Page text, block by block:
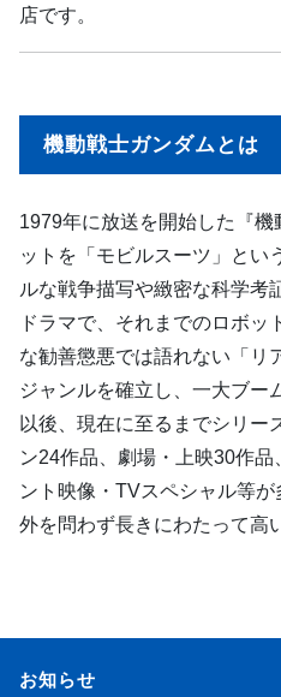
店です。
機動戦士ガンダムとは
1979年に放送を開始した『
ットを「モビルスーツ」とい
ルな戦争描写や緻密な科学考
ドラマで、それまでのロボ
な勧善懲悪では語れない「リ
ジャンルを確立し、一大ブー
以後、現在に至るまでシリー
ン24作品、劇場・上映30作
ント映像・TVスペシャル等
外を問わず長きにわたって高
お知らせ